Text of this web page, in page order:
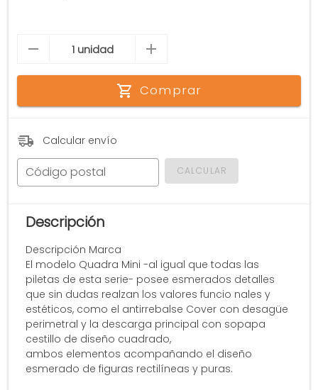
Comprar
Calcular envío
Código postal CALCULAR
Descripción
Descripción Marca
El modelo Quadra Mini -al igual que todas las
piletas de esta serie- posee esmerados detalles
que sin dudas realzan los valores funcio nales y
estéticos, como el antirrebalse Cover con desagüe
perimetral y la descarga principal con sopapa
cestillo de diseño cuadrado,
ambos elementos acompañando el diseño
esmerado de figuras rectilíneas y puras.